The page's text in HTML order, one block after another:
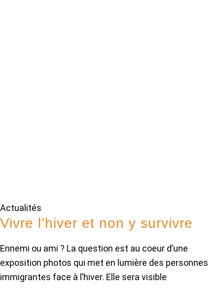
Actualités
Vivre l’hiver et non y survivre
Ennemi ou ami ? La question est au coeur d’une
exposition photos qui met en lumière des personnes
immigrantes face à l’hiver. Elle sera visible